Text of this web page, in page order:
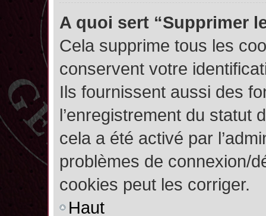
A quoi sert “Supprimer
Cela supprime tous les
conservent votre
Ils fournissent aussi des
l’enregistrement du statut
cela a été activé par
problèmes de connexion/
cookies peut les corriger.
Haut